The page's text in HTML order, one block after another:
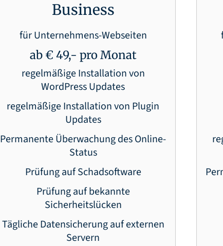
Business
für Unternehmens-Webseiten
ab € 49,- pro Monat
regelmäßige Installation von
WordPress Updates
regelmäßige Installation von Plugin
Updates
Permanente Überwachung des Online-
Status
Prüfung auf Schadsoftware
Prüfung auf bekannte
Sicherheitslücken
Tägliche Datensicherung auf externen
Servern